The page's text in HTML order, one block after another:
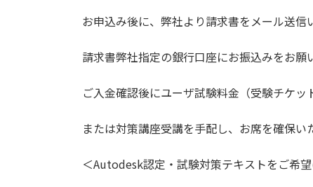
お申込み後に、弊社より請求書をメール送信
請求書弊社指定の銀行口座にお振込みをお願
ご入金確認後にユーザ試験料金（受験チケッ
または対策講座受講を手配し、お席を確保い
＜Autodesk認定・試験対策テキストをご希